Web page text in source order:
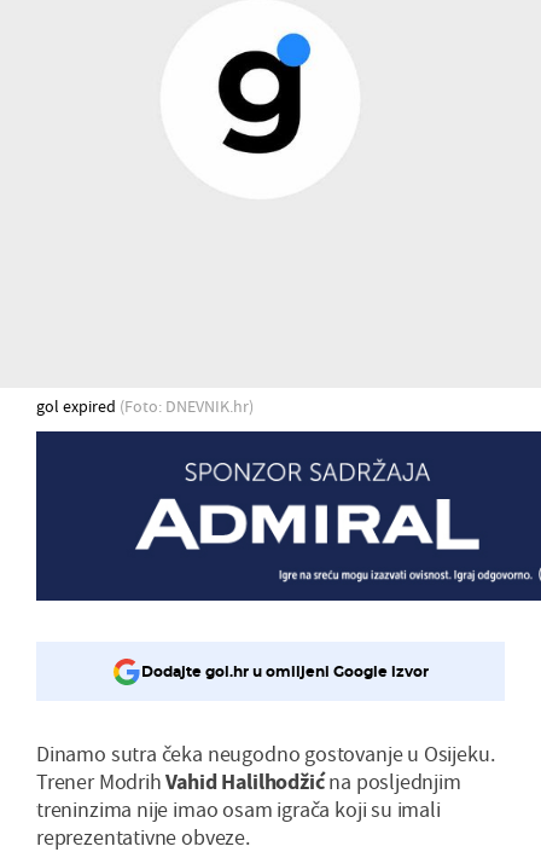
gol expired (Foto: DNEVNIK.hr)
Dodajte gol.hr u omiljeni Google izvor
Dinamo sutra čeka neugodno gostovanje u Osijeku.
Trener ModrihVahid Halilhodžićna posljednjim
treninzima nije imao osam igrača koji su imali
reprezentativne obveze.